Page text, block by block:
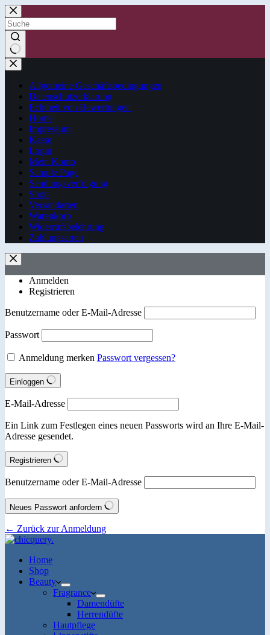
Zum
Inhalt
springen
Keine
Ergebnisse
Allgemeine Geschäftsbedingungen
Datenschutzerklärung
Echtheit von Bewertungen
Home
Impressum
Kasse
Login
Mein Konto
Sample Page
Sendungsverfolgung
Shop
Versandarten
Warenkorb
Widerrufsbelehrung
Zahlungsarten
Anmelden
Registrieren
Benutzername oder E-Mail-Adresse
Passwort
Anmeldung merken Passwort vergessen?
Einloggen
E-Mail-Adresse
Ein Link zum Festlegen eines neuen Passworts wird an Ihre E-Mail-
Adresse gesendet.
Registrieren
Benutzername oder E-Mail-Adresse
Neues Passwort anfordern
← Zurück zur Anmeldung
Home
Shop
Beauty
Fragrance
Damendüfte
Herrendüfte
Hautpflege